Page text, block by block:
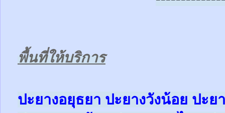
พื้นที่ให้บริการ
ปะยางอยุธยา ปะยางวังน้อย ปะ